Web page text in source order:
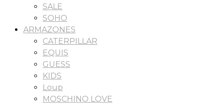
SALE
SOHO
ARMAZONES
CATERPILLAR
EQUIS
GUESS
KIDS
Loup
MOSCHINO LOVE